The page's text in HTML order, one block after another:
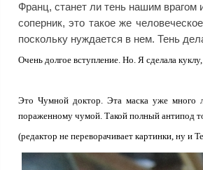
Франц, станет ли тень нашим врагом
соперник, это такое же
поскольку нуждается в нем. Тень
Очень долгое вступление. Но. Я сделала
Это Чумной доктор. Эта маска уже много
пораженному чумой. Такой полный антипод
(редактор не переворачивает картинки, ну и